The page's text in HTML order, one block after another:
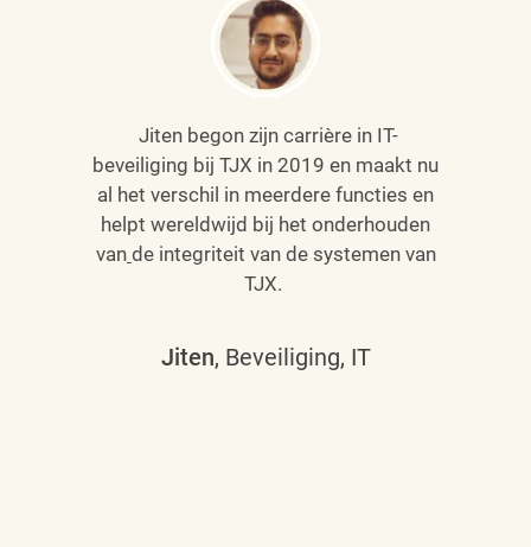
Jiten begon zijn carrière in IT-
beveiliging bij TJX in 2019 en maakt nu
al het verschil in meerdere functies en
helpt wereldwijd bij het onderhouden
van de integriteit van de systemen van
TJX.
Jiten, Beveiliging, IT